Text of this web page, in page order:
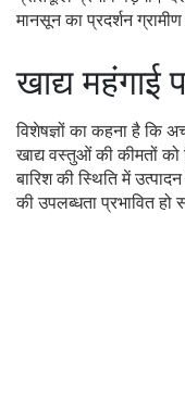
मानसून का प्रदर्शन
खाद्य महंगाई
विशेषज्ञों का कहना है कि
खाद्य वस्तुओं की कीमतों
बारिश की स्थिति में
की उपलब्धता प्रभावित हो